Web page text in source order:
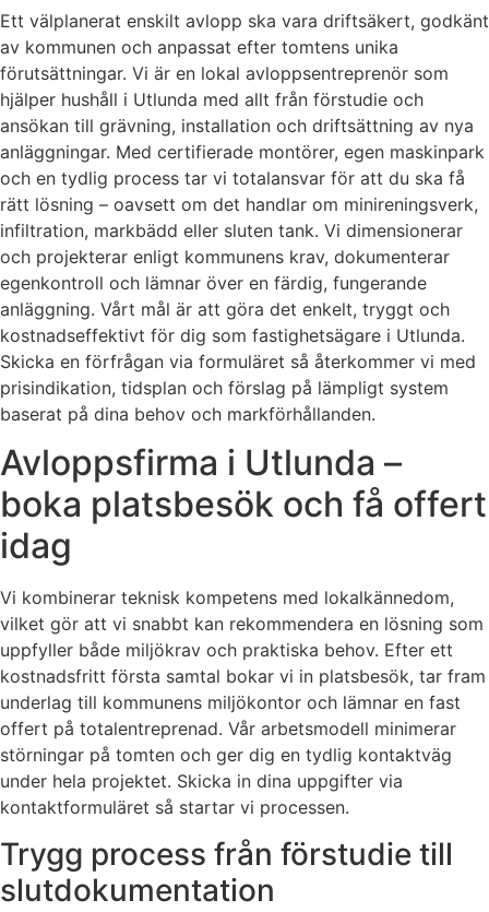
Ett välplanerat enskilt avlopp ska vara driftsäkert, godkänt
av kommunen och anpassat efter tomtens unika
förutsättningar. Vi är en lokal avloppsentreprenör som
hjälper hushåll i Utlunda med allt från förstudie och
ansökan till grävning, installation och driftsättning av nya
anläggningar. Med certifierade montörer, egen maskinpark
och en tydlig process tar vi totalansvar för att du ska få
rätt lösning – oavsett om det handlar om minireningsverk,
infiltration, markbädd eller sluten tank. Vi dimensionerar
och projekterar enligt kommunens krav, dokumenterar
egenkontroll och lämnar över en färdig, fungerande
anläggning. Vårt mål är att göra det enkelt, tryggt och
kostnadseffektivt för dig som fastighetsägare i Utlunda.
Skicka en förfrågan via formuläret så återkommer vi med
prisindikation, tidsplan och förslag på lämpligt system
baserat på dina behov och markförhållanden.
Avloppsfirma i Utlunda –
boka platsbesök och få offert
idag
Vi kombinerar teknisk kompetens med lokalkännedom,
vilket gör att vi snabbt kan rekommendera en lösning som
uppfyller både miljökrav och praktiska behov. Efter ett
kostnadsfritt första samtal bokar vi in platsbesök, tar fram
underlag till kommunens miljökontor och lämnar en fast
offert på totalentreprenad. Vår arbetsmodell minimerar
störningar på tomten och ger dig en tydlig kontaktväg
under hela projektet. Skicka in dina uppgifter via
kontaktformuläret så startar vi processen.
Trygg process från förstudie till
slutdokumentation